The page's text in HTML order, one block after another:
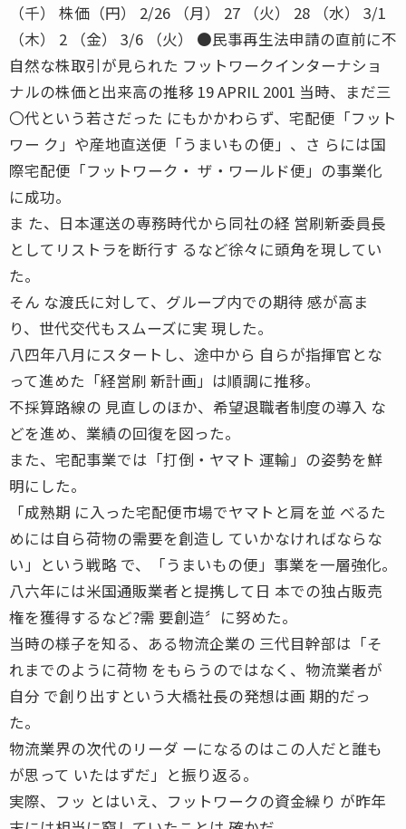
（千） 株価（円） 2/26 （月） 27 （火） 28 （水） 3/1
（木） 2 （金） 3/6 （火） ●民事再生法申請の直前に不
自然な株取引が見られた フットワークインターナショ
ナルの株価と出来高の推移 19 APRIL 2001 当時、まだ三
〇代という若さだった にもかかわらず、宅配便「フット
ワー ク」や産地直送便「うまいもの便」、さ らには国
際宅配便「フットワーク・ ザ・ワールド便」の事業化
に成功。
ま た、日本運送の専務時代から同社の経 営刷新委員長
としてリストラを断行す るなど徐々に頭角を現してい
た。
そん な渡氏に対して、グループ内での期待 感が高ま
り、世代交代もスムーズに実 現した。
八四年八月にスタートし、途中から 自らが指揮官とな
って進めた「経営刷 新計画」は順調に推移。
不採算路線の 見直しのほか、希望退職者制度の導入 な
どを進め、業績の回復を図った。
また、宅配事業では「打倒・ヤマト 運輸」の姿勢を鮮
明にした。
「成熟期 に入った宅配便市場でヤマトと肩を並 べるた
めには自ら荷物の需要を創造し ていかなければならな
い」という戦略 で、「うまいもの便」事業を一層強化。
八六年には米国通販業者と提携して日 本での独占販売
権を獲得するなど?需 要創造〞に努めた。
当時の様子を知る、ある物流企業の 三代目幹部は「そ
れまでのように荷物 をもらうのではなく、物流業者が
自分 で創り出すという大橋社長の発想は画 期的だっ
た。
物流業界の次代のリーダ ーになるのはこの人だと誰も
が思って いたはずだ」と振り返る。
実際、フッ とはいえ、フットワークの資金繰り が昨年